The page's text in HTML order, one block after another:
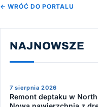
← WRÓĆ DO PORTALU
NAJNOWSZE
7 sierpnia 2026
Remont deptaku w